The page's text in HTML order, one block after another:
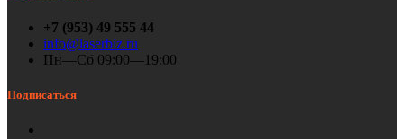
+7 (953) 49 555 44
info@laserbiz.ru
Пн—Сб 09:00—19:00
Подписаться